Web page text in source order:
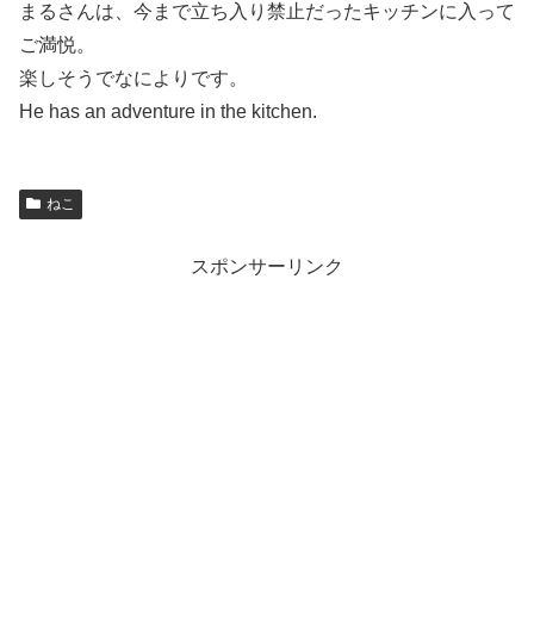
まるさんは、今まで立ち入り禁止だったキッチンに入って
ご満悦。
楽しそうでなによりです。
He has an adventure in the kitchen.
ねこ
スポンサーリンク